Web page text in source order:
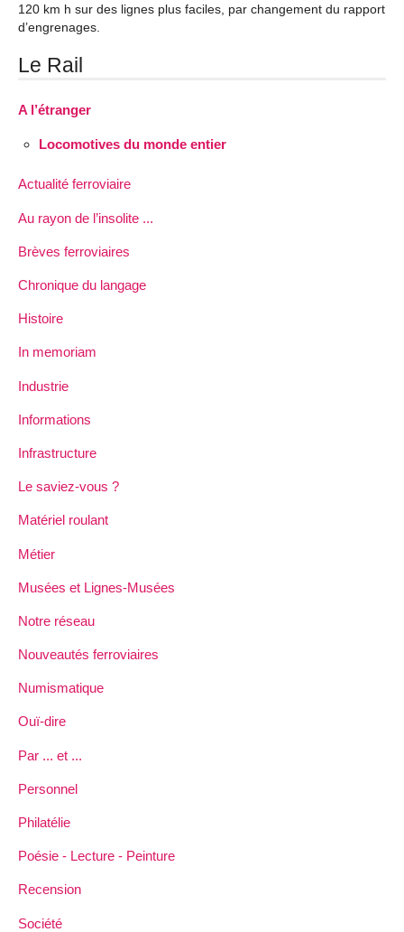
120 km h sur des lignes plus faciles, par changement du rapport
d’engrenages.
Le Rail
A l’étranger
Locomotives du monde entier
Actualité ferroviaire
Au rayon de l’insolite ...
Brèves ferroviaires
Chronique du langage
Histoire
In memoriam
Industrie
Informations
Infrastructure
Le saviez-vous ?
Matériel roulant
Métier
Musées et Lignes-Musées
Notre réseau
Nouveautés ferroviaires
Numismatique
Ouï-dire
Par ... et ...
Personnel
Philatélie
Poésie - Lecture - Peinture
Recension
Société